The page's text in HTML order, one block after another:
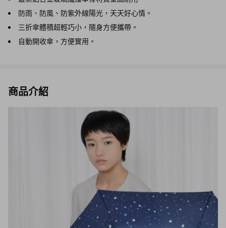
防雨、防風、防紫外線陽光，天天好心情。
三折傘體積超輕巧小，隨身方便攜帶。
自動開收傘，方便實用。
商品介紹